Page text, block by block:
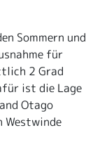
Sommern und
für
2 Grad
ist die Lage
Otago
Westwinde